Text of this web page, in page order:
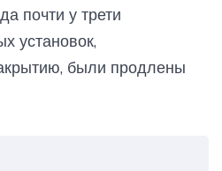
почти у трети
установок,
были продлены